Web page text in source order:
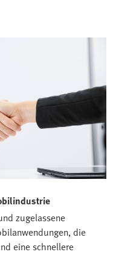
zugelassene
die
eine schnellere